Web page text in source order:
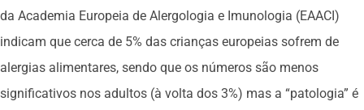
da Academia Europeia de Alergologia e Imunologia (EAACI)
indicam que cerca de 5% das crianças europeias sofrem de
alergias alimentares, sendo que os números são menos
significativos nos adultos (à volta dos 3%) mas a “patologia” é